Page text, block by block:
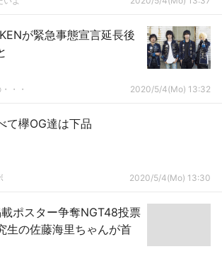
が緊急事態宣言延長後
・・ 2020/5/4(Mo) 13:32
て欅OG達は下品
2020/5/4(Mo) 13:30
載ポスター争奪NGT48投票
生の佐藤海里ちゃんが首